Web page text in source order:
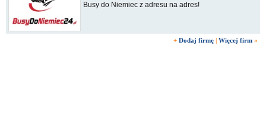
Busy do Niemiec z adresu na adres!
+ Dodaj firmę | Więcej firm »